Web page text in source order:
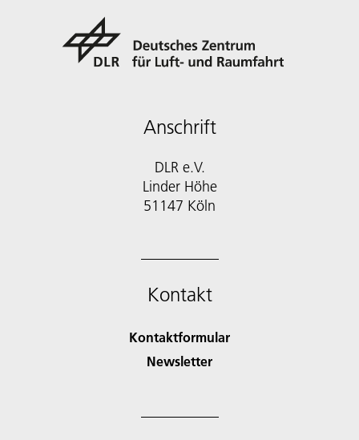
Anschrift
DLR e.V.
Linder Höhe
51147 Köln
Kontakt
Kontaktformular
Newsletter